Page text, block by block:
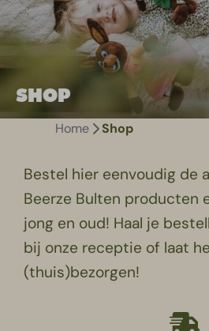
SHOP
Home Shop
Bestel hier eenvoudig de
Beerze Bulten producten
jong en oud! Haal je
bij onze receptie of laat
(thuis)bezorgen!